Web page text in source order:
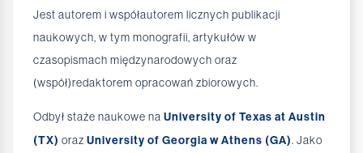
Jest autorem i współautorem licznych publikacji
naukowych, w tym monografii, artykułów w
czasopismach międzynarodowych oraz
(współ)redaktorem opracowań zbiorowych.
Odbył staże naukowe na University of Texas at Austin
(TX) oraz University of Georgia w Athens (GA). Jako